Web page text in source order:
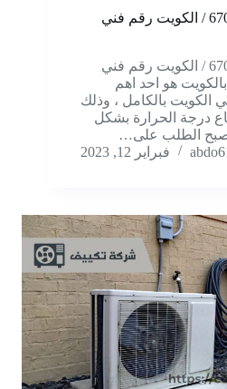
فني صيانة تكييف / 67033718 / الكويت رقم فني
فني صيانة تكييف / 67033718 / الكويت رقم فني
هو احد اهم
الكويت بالكامل ، وذلك
درجة الحرارة بشكل
الطلب على…
فبراير 12, 2023